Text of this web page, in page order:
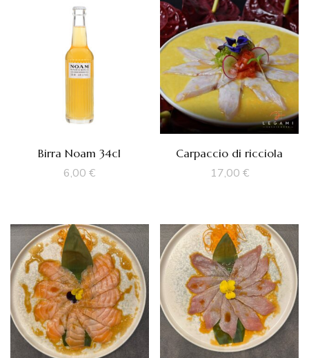
Birra Noam 34cl
6,00€
Carpaccio di ricciola
17,00 €